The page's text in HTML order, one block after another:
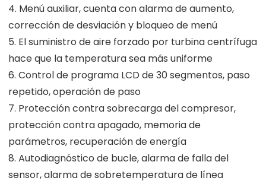
4. Menú auxiliar, cuenta con alarma de aumento,
corrección de desviación y bloqueo de menú
5. El suministro de aire forzado por turbina centrífuga
hace que la temperatura sea más uniforme
6. Control de programa LCD de 30 segmentos, paso
repetido, operación de paso
7. Protección contra sobrecarga del compresor,
protección contra apagado, memoria de
parámetros, recuperación de energía
8. Autodiagnóstico de bucle, alarma de falla del
sensor, alarma de sobretemperatura de línea